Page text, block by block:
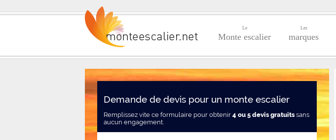
Le
Monte escalier
Les
marques
Demande de devis pour un monte escalier
Remplissez vite ce formulaire pour obtenir4 ou 5 devis gratuitssans
aucun engagement.